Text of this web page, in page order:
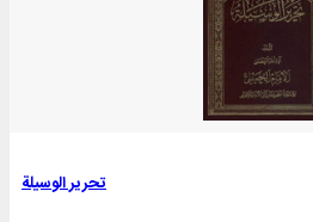
تحرير الوسيلة